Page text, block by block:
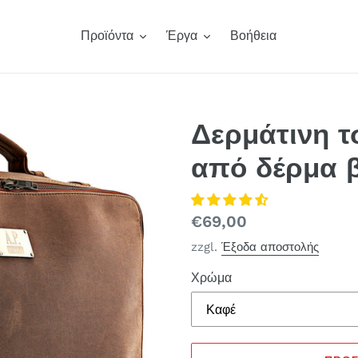
Προϊόντα Έργα Βοήθεια
Δερμάτινη
από δέρμα
Κανονική
τιμή
€69,00
zzgl. Έξοδα αποστολής
Χρώμα